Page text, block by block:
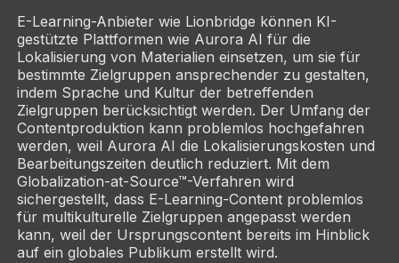
E-Learning-Anbieter wie Lionbridge können KI-
gestützte Plattformen wie Aurora AI für die
Lokalisierung von Materialien einsetzen, um sie für
bestimmte Zielgruppen ansprechender zu gestalten,
indem Sprache und Kultur der betreffenden
Zielgruppen berücksichtigt werden. Der Umfang der
Contentproduktion kann problemlos hochgefahren
werden, weil Aurora AI die Lokalisierungskosten und
Bearbeitungszeiten deutlich reduziert. Mit dem
Globalization-at-Source™-Verfahren wird
sichergestellt, dass E-Learning-Content problemlos
für multikulturelle Zielgruppen angepasst werden
kann, weil der Ursprungscontent bereits im Hinblick
auf ein globales Publikum erstellt wird.